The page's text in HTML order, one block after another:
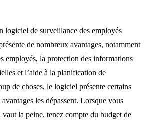
logiciel de surveillance des employés
de nombreux avantages, notamment
employés, la protection des informations
et l’aide à la planification de
de choses, le logiciel présente certains
les dépassent. Lorsque vous
la peine, tenez compte du budget de